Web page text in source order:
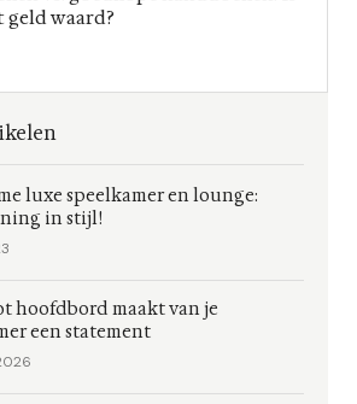
waard?
luxe speelkamer en lounge:
in stijl!
hoofdbord maakt van je
een statement